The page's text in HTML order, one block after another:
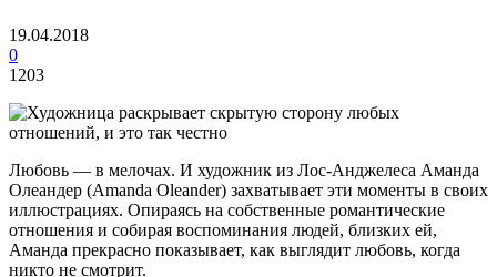
19.04.2018
0
1203
Любовь — в мелочах. И художник из Лос-Анджелеса Аманда
Олеандер (Amanda Oleander) захватывает эти моменты в своих
иллюстрациях. Опираясь на собственные романтические
отношения и собирая воспоминания людей, близких ей,
Аманда прекрасно показывает, как выглядит любовь, когда
никто не смотрит.